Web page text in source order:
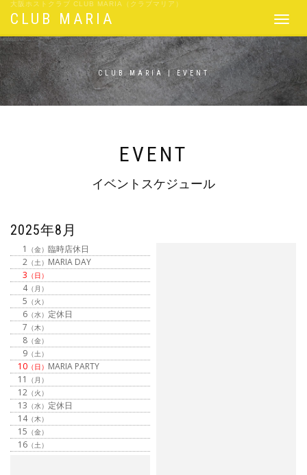
大阪ホストクラブ CLUB MARIA（クラブマリア）
Toggle
CLUB MARIA
CLUB MARIA | EVENT
EVENT
イベントスケジュール
2025年8月
1 （金） 臨時店休日
2 （土） MARIA DAY
3 （日）
4（月）
5 （火）
6 （水） 定休日
7 （木）
8 （金）
9 （土）
10 （日） MARIA PARTY
11
（月）
12 （火）
13 （水） 定休日
14（木）
15 （金）
16 （土）